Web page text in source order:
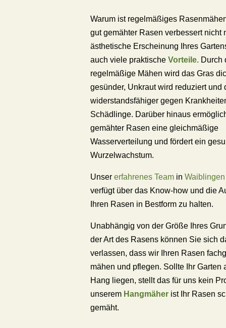
Warum ist regelmäßiges
gut gemähter Rasen verbessert nicht
ästhetische Erscheinung Ihres
auch viele praktische Vorteile. Durch
regelmäßige Mähen wird das Gras
gesünder, Unkraut wird reduziert und
widerstandsfähiger gegen
Schädlinge. Darüber hinaus
gemähter Rasen eine gleichmäßige
Wasserverteilung und fördert ein
Wurzelwachstum.
Unser erfahrenes Team in Waiblingen
verfügt über das Know-how und die
Ihren Rasen in Bestform zu halten.
Unabhängig von der Größe Ihres
der Art des Rasens können Sie sich
verlassen, dass wir Ihren Rasen
mähen und pflegen. Sollte Ihr Garten
Hang liegen, stellt das für uns kein
unserem Hangmäher ist Ihr Rasen
gemäht.